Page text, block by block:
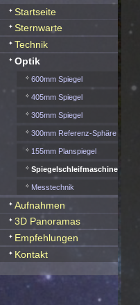
Startseite
Sternwarte
Technik
Optik
600mm Spiegel
405mm Spiegel
305mm Spiegel
300mm Referenz-Sphäre
155mm Planspiegel
Spiegelschleifmaschine
Messtechnik
Aufnahmen
3D Panoramas
Empfehlungen
Kontakt